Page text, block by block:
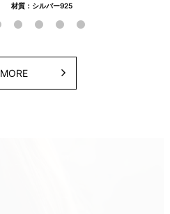
材質：シルバー925
MORE